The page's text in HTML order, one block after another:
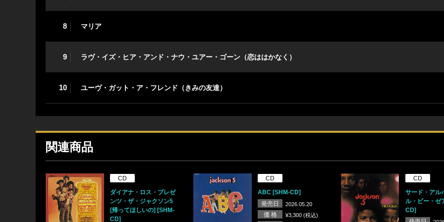
8 マリア
9 ラヴ・イズ・ヒア・アンド・ナウ・ユアー・ゴーン（恋ははかなく）
10 ユーヴ・ガット・ア・フレンド（きみの友達）
関連商品
CD
ダイアナ・ロス・プレゼ
ンツ・ザ・ジャクソン5
[帰ってほしいの] [SHM-
CD]
CD
ABC [SHM-CD]
発売日
2026.05.20
価 格 ¥3,300 (税込)
CD
サード・アル
ル・ビー・ゼ
CD]